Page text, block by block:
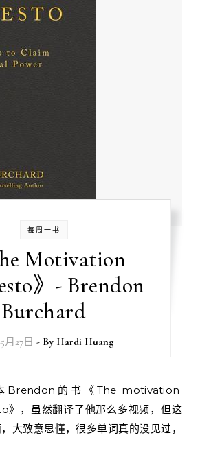
每周一书
Motivation
》- Brendon
Burchard
月27日 - By Hardi Huang
Brendon的书《The motivation
》，虽然翻译了他那么多视频，但这
大致意思懂，很多单词真的没见过，